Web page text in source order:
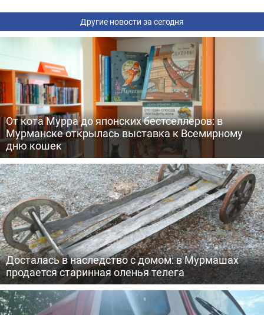
Другие новости за сегодня
От кота Мурра до японских бестселлеров: в
Мурманске открылась выставка к Всемирному
дню кошек
Досталась в наследство с домом: в Мурмашах
продается старинная оленья телега